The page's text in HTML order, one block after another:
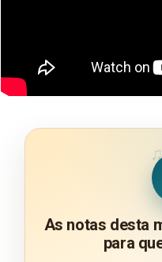
As notas desta
para